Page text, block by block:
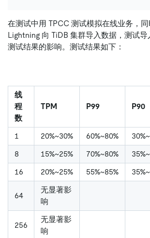
在测试中用 TPCC 测试模拟在线业务，
Lightning 向 TiDB 集群导入数据，测试导
测试结果的影响。测试结果如下：
线
程
数
TPM P99 P90
1 20%~30% 60%~80%
8
15%~25% 70%~80%
16
20%~25% 55%~85%
64
无显著影
响
256
无显著影
响